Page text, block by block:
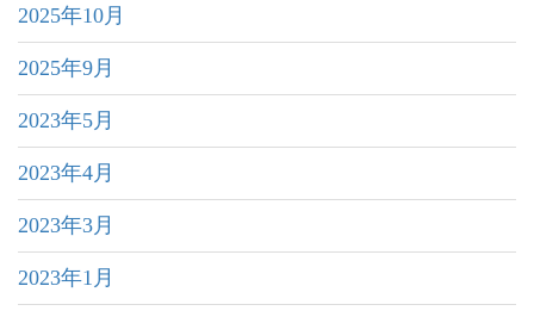
2025年10月
2025年9月
2023年5月
2023年4月
2023年3月
2023年1月